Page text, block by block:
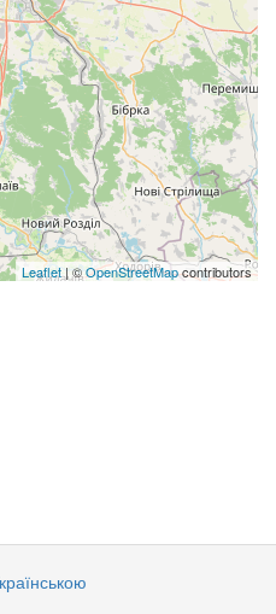
Leaflet | ©OpenStreetMapcontributors